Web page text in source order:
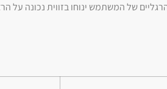
של המשתמש ינוחו בזווית נכונה על